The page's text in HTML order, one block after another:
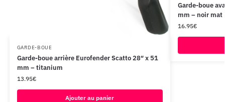
GARDE-BOUE
Garde-boue arrière Eurofender Scatto 28″ x 51
mm – titanium
13.95€
Ajouter au panier
Garde-boue
mm – noir mat
16.95€